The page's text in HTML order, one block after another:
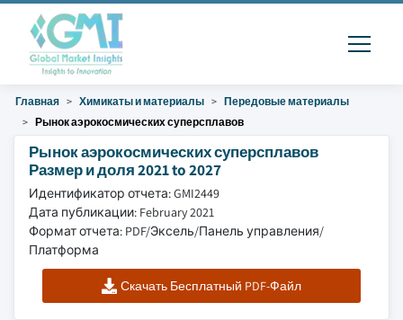
Главная Химикаты и материалы
Передовые материалы
Рынок аэрокосмических суперсплавов
Рынок аэрокосмических суперсплавов
Размер и доля 2021 to 2027
Идентификатор отчета: GMI2449
Дата публикации: February 2021
Формат отчета: PDF/Эксель/Панель управления/
Платформа
Скачать Бесплатный PDF-Файл